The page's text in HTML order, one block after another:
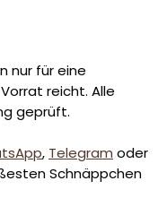
nur für eine
reicht. Alle
geprüft.
, Telegram oder
Schnäppchen